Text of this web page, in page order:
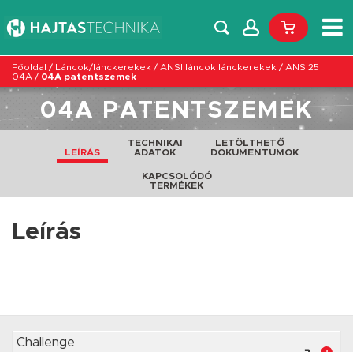
Főoldal / Láncok/lánckerekek / ANSI láncok lánckerekek / ANSI25
04A / 04A patentszemek
04A PATENTSZEMEK
LEÍRÁS
TECHNIKAI
ADATOK
LETÖLTHETŐ
DOKUMENTUMOK
KAPCSOLÓDÓ
TERMÉKEK
Leírás
Challenge